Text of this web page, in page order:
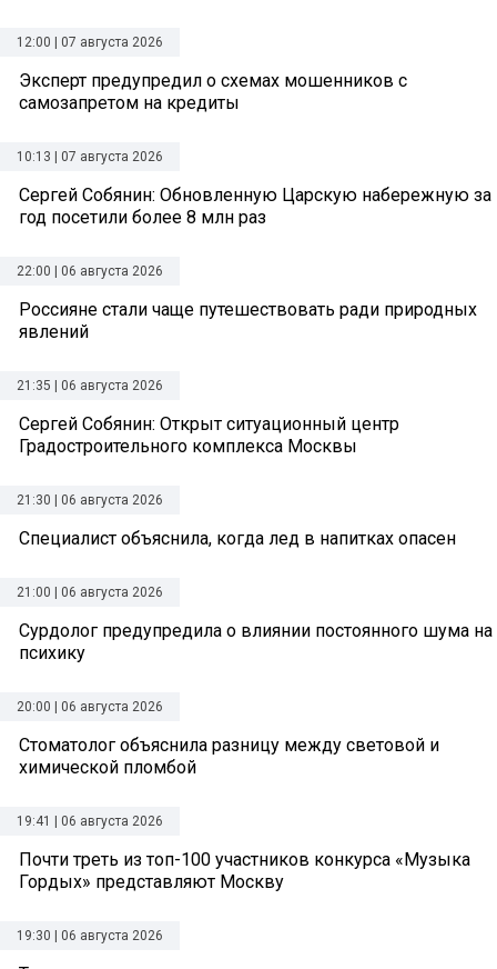
12:00 | 07 августа 2026
Эксперт предупредил о схемах мошенников с
самозапретом на кредиты
10:13 | 07 августа 2026
Сергей Собянин: Обновленную Царскую набережную за
год посетили более 8 млн раз
22:00 | 06 августа 2026
Россияне стали чаще путешествовать ради природных
явлений
21:35 | 06 августа 2026
Сергей Собянин: Открыт ситуационный центр
Градостроительного комплекса Москвы
21:30 | 06 августа 2026
Специалист объяснила, когда лед в напитках опасен
21:00 | 06 августа 2026
Сурдолог предупредила о влиянии постоянного шума на
психику
20:00 | 06 августа 2026
Стоматолог объяснила разницу между световой и
химической пломбой
19:41 | 06 августа 2026
Почти треть из топ-100 участников конкурса «Музыка
Гордых» представляют Москву
19:30 | 06 августа 2026